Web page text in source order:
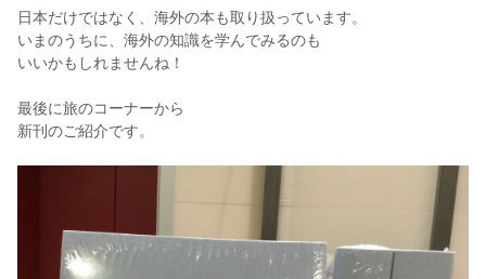
日本だけではなく、海外の本も取り扱っています。
いまのうちに、海外の知識を学んでみるのも
いいかもしれませんね！
最後に旅のコーナーから
新刊のご紹介です。